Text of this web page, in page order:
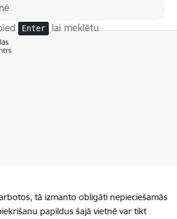
Enter lai meklētu
tā izmanto obligāti nepieciešamās
papildus šajā vietnē var tikt